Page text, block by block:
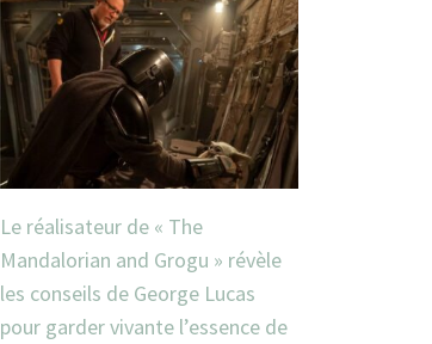
Le réalisateur de « The
Mandalorian and Grogu » révèle
les conseils de George Lucas
pour garder vivante l’essence de